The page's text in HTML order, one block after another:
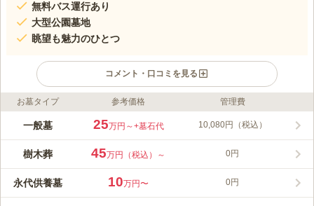
無料バス運行あり
大型公園墓地
眺望も魅力のひとつ
コメント・口コミを見る
ライフドット編集部のコメント
大泉寺が管理を行っている、86,267㎡という高大な敷地を誇る大
理を行ってくれる特別地区や、永代供養墓、ガーデニング墓地・
芝生墓地にペット供養塔を完備しています。 管理棟には大広間
日・祝と、春秋の彼岸・お盆に送迎バスが運行しているので便利
です。
お墓タイプ 参考価格 管理費
一般墓 25万円～+墓石代 10,080円（税込）
樹木葬 45万円（税込）～ 0円
永代供養墓 10万円〜 0円